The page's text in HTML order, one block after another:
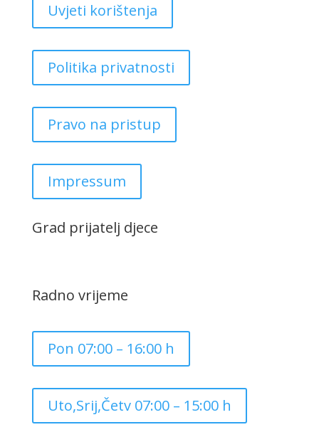
Uvjeti korištenja
Politika privatnosti
Pravo na pristup
Impressum
Grad prijatelj djece
Radno vrijeme
Pon 07:00 – 16:00 h
Uto,Srij,Četv 07:00 – 15:00 h